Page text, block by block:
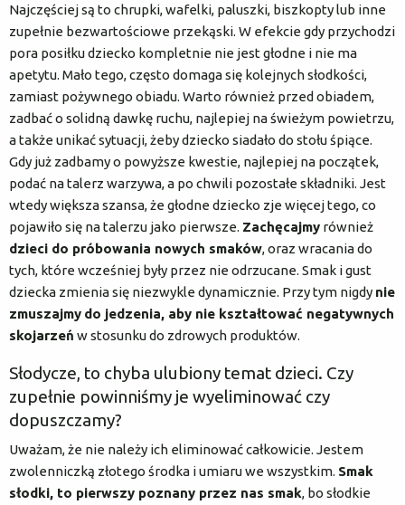
Najczęściej są to chrupki, wafelki, paluszki, biszkopty lub inne
zupełnie bezwartościowe przekąski. W efekcie gdy przychodzi
pora posiłku dziecko kompletnie nie jest głodne i nie ma
apetytu. Mało tego, często domaga się kolejnych słodkości,
zamiast pożywnego obiadu. Warto również przed obiadem,
zadbać o solidną dawkę ruchu, najlepiej na świeżym powietrzu,
a także unikać sytuacji, żeby dziecko siadało do stołu śpiące.
Gdy już zadbamy o powyższe kwestie, najlepiej na początek,
podać na talerz warzywa, a po chwili pozostałe składniki. Jest
wtedy większa szansa, że głodne dziecko zje więcej tego, co
pojawiło się na talerzu jako pierwsze. Zachęcajmy również
dzieci do próbowania nowych smaków, oraz wracania do
tych, które wcześniej były przez nie odrzucane. Smak i gust
dziecka zmienia się niezwykle dynamicznie. Przy tym nigdy nie
zmuszajmy do jedzenia, aby nie kształtować negatywnych
skojarzeń w stosunku do zdrowych produktów.
Słodycze, to chyba ulubiony temat dzieci. Czy
zupełnie powinniśmy je wyeliminować czy
dopuszczamy?
Uważam, że nie należy ich eliminować całkowicie. Jestem
zwolenniczką złotego środka i umiaru we wszystkim. Smak
słodki, to pierwszy poznany przez nas smak, bo słodkie